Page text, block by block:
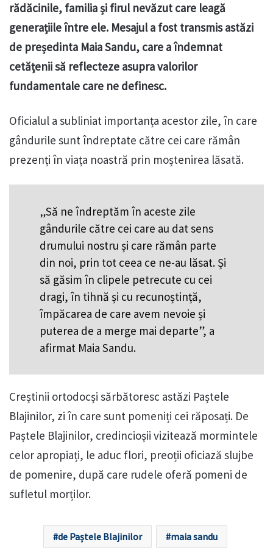
rădăcinile, familia și firul nevăzut care leagă
generațiile între ele. Mesajul a fost transmis astăzi
de președinta Maia Sandu, care a îndemnat
cetățenii să reflecteze asupra valorilor
fundamentale care ne definesc.
Oficialul a subliniat importanța acestor zile, în care
gândurile sunt îndreptate către cei care rămân
prezenți în viața noastră prin moștenirea lăsată.
„Să ne îndreptăm în aceste zile
gândurile către cei care au dat sens
drumului nostru și care rămân parte
din noi, prin tot ceea ce ne-au lăsat. Și
să găsim în clipele petrecute cu cei
dragi, în tihnă și cu recunoștință,
împăcarea de care avem nevoie și
puterea de a merge mai departe”, a
afirmat Maia Sandu.
Creștinii ortodocși sărbătoresc astăzi Paștele
Blajinilor, zi în care sunt pomeniți cei răposați. De
Paștele Blajinilor, credincioșii vizitează mormintele
celor apropiați, le aduc flori, preoții oficiază slujbe
de pomenire, după care rudele oferă pomeni de
sufletul morților.
de Paștele Blajinilor maia sandu